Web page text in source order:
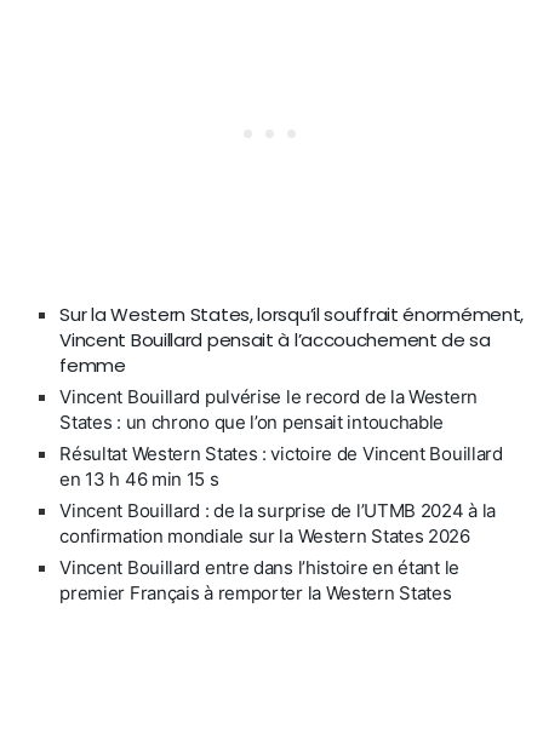
Sur la Western States, lorsqu’il souffrait énormément,
Vincent Bouillard pensait à l’accouchement de sa
femme
Vincent Bouillard pulvérise le record de la Western
States : un chrono que l’on pensait intouchable
Résultat Western States : victoire de Vincent Bouillard
en 13 h 46 min 15 s
Vincent Bouillard : de la surprise de l’UTMB 2024 à la
confirmation mondiale sur la Western States 2026
Vincent Bouillard entre dans l’histoire en étant le
premier Français à remporter la Western States